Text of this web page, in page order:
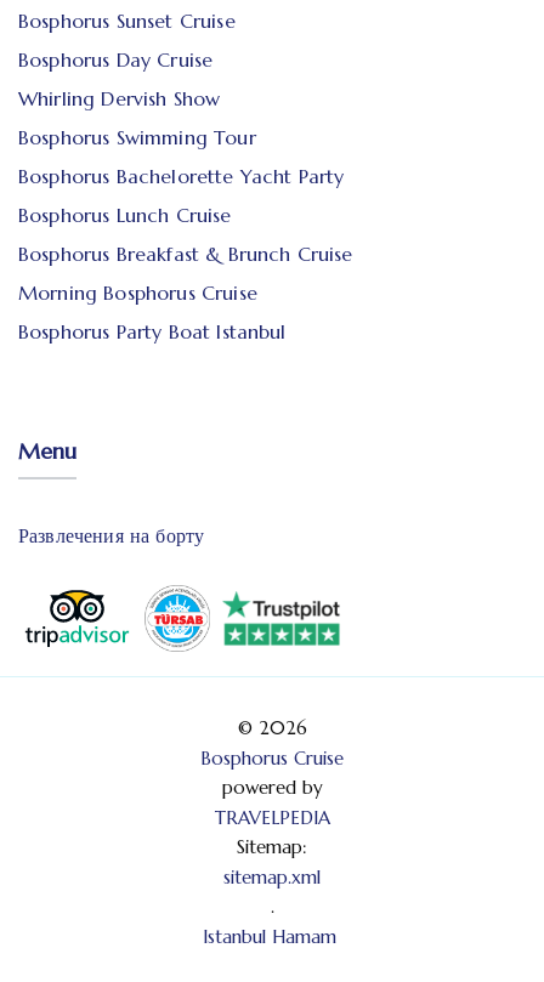
Bosphorus Sunset Cruise
Bosphorus Day Cruise
Whirling Dervish Show
Bosphorus Swimming Tour
Bosphorus Bachelorette Yacht Party
Bosphorus Lunch Cruise
Bosphorus Breakfast & Brunch Cruise
Morning Bosphorus Cruise
Bosphorus Party Boat Istanbul
Menu
Развлечения на борту
© 2026
Bosphorus Cruise
powered by
TRAVELPEDIA
Sitemap:
sitemap.xml
.
Istanbul Hamam